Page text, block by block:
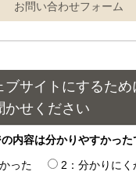
ブサイトにするた
かせください
内容は分かりやすかった
った
2：分かりにく